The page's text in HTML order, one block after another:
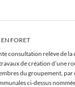
FORET
consultation relève de
de création d’une
du groupement,
ci-dessus